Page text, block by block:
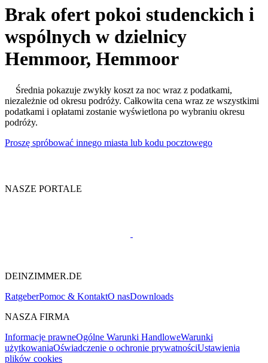
Brak ofert pokoi studenckich i
wspólnych w dzielnicy
Hemmoor, Hemmoor
Średnia pokazuje zwykły koszt za noc wraz z podatkami,
niezależnie od okresu podróży. Całkowita cena wraz ze wszystkimi
podatkami i opłatami zostanie wyświetlona po wybraniu okresu
podróży.
Proszę spróbować innego miasta lub kodu pocztowego
NASZE PORTALE
DEINZIMMER.DE
RatgeberPomoc & KontaktO nasDownloads
NASZA FIRMA
Informacje prawneOgólne Warunki HandloweWarunki
użytkowaniaOświadczenie o ochronie prywatnościUstawienia
plików cookies